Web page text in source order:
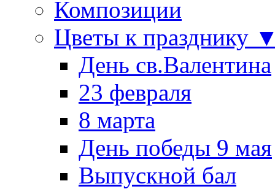
Композиции
Цветы к празднику
День св.Валентина
23 февраля
8 марта
День победы 9 мая
Выпускной бал